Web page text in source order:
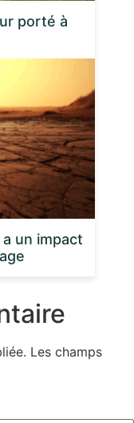
porté à
un impact
Les champs